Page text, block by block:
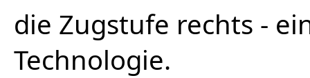
die Zugstufe rechts -
Technologie.